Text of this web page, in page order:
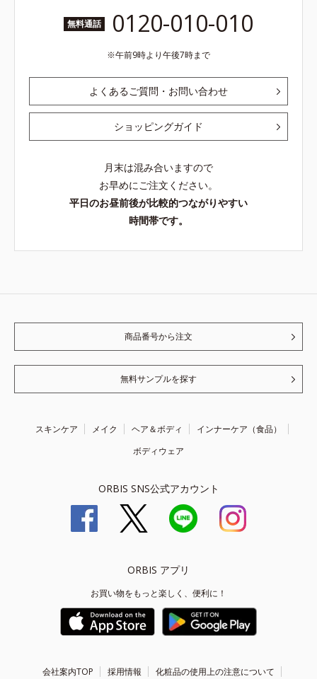
無料通話 0120-010-010
午前9時より午後7時まで
よくあるご質問・お問い合わせ
ショッピングガイド
月末は混み合いますので
お早めにご注文ください。
平日のお昼前後が比較的つながりやすい
時間帯です。
商品番号から注文
無料サンプルを探す
スキンケア メイク ヘア＆ボディ
インナーケア（食品）
ボディウェア
ORBIS SNS公式アカウント
ORBIS アプリ
お買い物をもっと楽しく、便利に！
会社案内TOP 採用情報 化粧品の使用上の注意について